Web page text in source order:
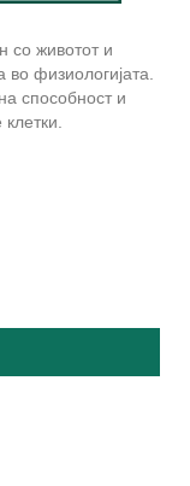
со животот и
во физиологијата.
способност и